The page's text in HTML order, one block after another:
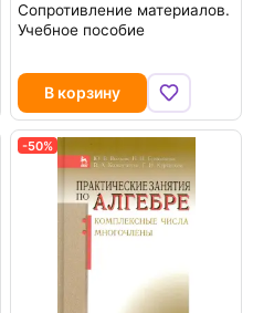
Сопротивление материалов.
Учебное пособие
В корзину
-50%